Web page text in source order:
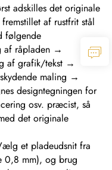
adskilles det originale
af rustfrit stål
følgende
af råpladen →
af grafik/tekst →
maling →
designtegningen for
osv. præcist, så
det originale
et pladeudsnit fra
0,8 mm), og brug